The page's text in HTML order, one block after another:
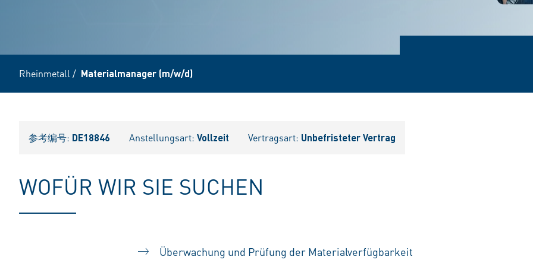
Rheinmetall / Materialmanager (m/w/d)
参考编号: DE18846 Anstellungsart: Vollzeit Vertragsart: Unbefristeter Vertrag
WOFÜR WIR SIE SUCHEN
Überwachung und Prüfung der Materialverfügbarkeit